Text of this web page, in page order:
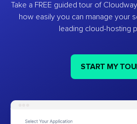
Take a FREE guided tour of
how easily you can manage your
leading cloud-hosting
START MY